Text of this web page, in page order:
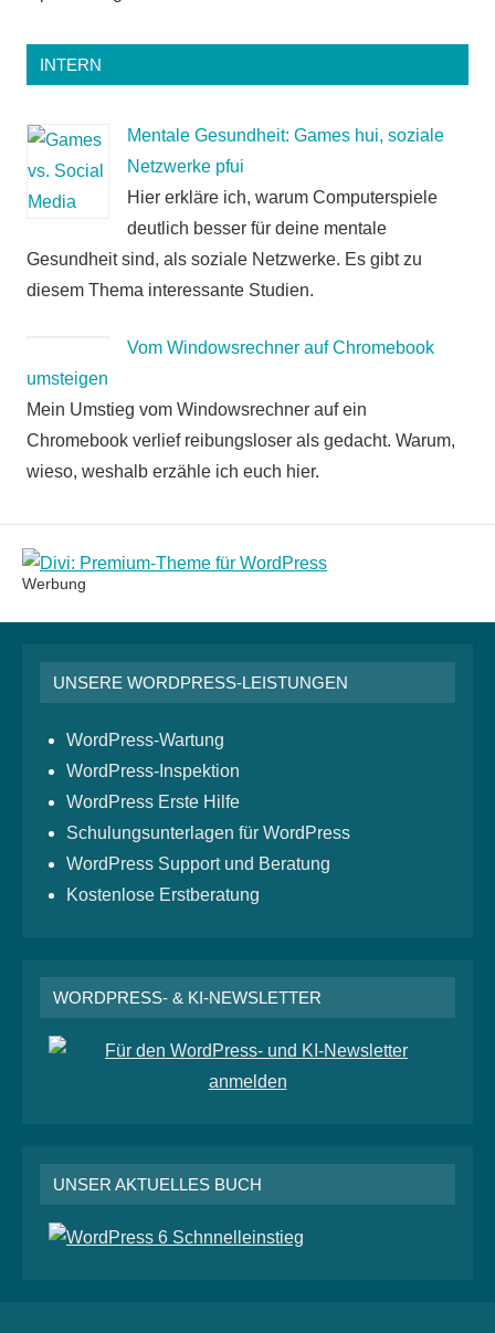
INTERN
Mentale Gesundheit: Games hui, soziale
Netzwerke pfui
Hier erkläre ich, warum Computerspiele
deutlich besser für deine mentale
Gesundheit sind, als soziale Netzwerke. Es gibt zu
diesem Thema interessante Studien.
Vom Windowsrechner auf Chromebook
umsteigen
Mein Umstieg vom Windowsrechner auf ein
Chromebook verlief reibungsloser als gedacht. Warum,
wieso, weshalb erzähle ich euch hier.
Werbung
UNSERE WORDPRESS-LEISTUNGEN
WordPress-Wartung
WordPress-Inspektion
WordPress Erste Hilfe
Schulungsunterlagen für WordPress
WordPress Support und Beratung
Kostenlose Erstberatung
WORDPRESS- & KI-NEWSLETTER
UNSER AKTUELLES BUCH